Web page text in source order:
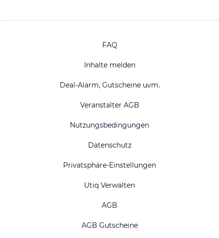
FAQ
Inhalte melden
Deal-Alarm, Gutscheine uvm.
Veranstalter AGB
Nutzungsbedingungen
Datenschutz
Privatsphäre-Einstellungen
Utiq Verwalten
AGB
AGB Gutscheine